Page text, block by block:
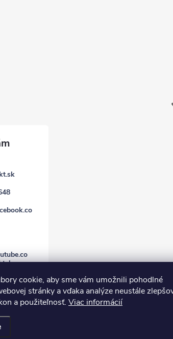
cookie, aby sme vám umožnili pohodlné
stránky a vďaka analýze neustále
a použiteľnosť. Viac informácií